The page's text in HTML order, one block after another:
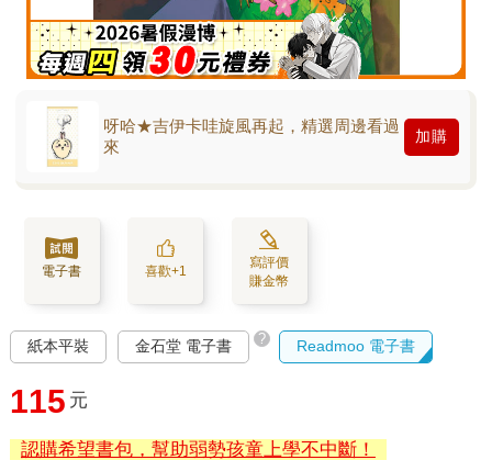
呀哈★吉伊卡哇旋風再起，精選周邊看過
來
加購
電子書 喜歡+1
寫評價
賺金幣
紙本平裝 金石堂 電子書 ? Readmoo 電子書
115 元
認購希望書包，幫助弱勢孩童上學不中斷！